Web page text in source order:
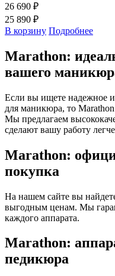
26 690 ₽
25 890 ₽
В корзину Подробнее
Marathon:
вашего
Если вы ищете надежное
для маникюра, то
Мы предлагаем
сделают вашу работу
Marathon:
покупка
На нашем сайте вы
выгодным ценам. Мы
каждого аппарата.
Marathon:
педикюра